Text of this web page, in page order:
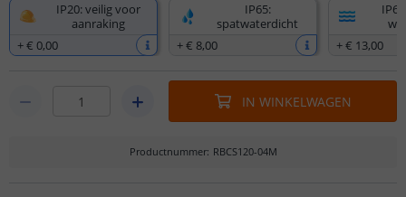
IP20: veilig voor
aanraking
+€ 0,00
IP65:
spatwaterdicht
+€ 8,00
+€ 13,00
IN WINKELWAGEN
Productnummer: RBCS120-04M